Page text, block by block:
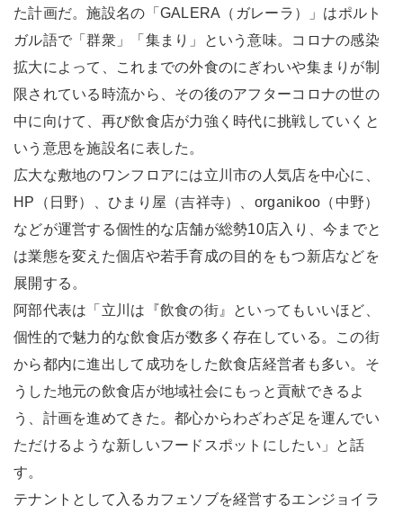
た計画だ。施設名の「GALERA（ガレーラ）」はポルト
ガル語で「群衆」「集まり」という意味。コロナの感染
拡大によって、これまでの外食のにぎわいや集まりが制
限されている時流から、その後のアフターコロナの世の
中に向けて、再び飲食店が力強く時代に挑戦していくと
いう意思を施設名に表した。
広大な敷地のワンフロアには立川市の人気店を中心に、
HP（日野）、ひまり屋（吉祥寺）、organikoo（中野）
などが運営する個性的な店舗が総勢10店入り、今までと
は業態を変えた個店や若手育成の目的をもつ新店などを
展開する。
阿部代表は「立川は『飲食の街』といってもいいほど、
個性的で魅力的な飲食店が数多く存在している。この街
から都内に進出して成功をした飲食店経営者も多い。そ
うした地元の飲食店が地域社会にもっと貢献できるよ
う、計画を進めてきた。都心からわざわざ足を運んでい
ただけるような新しいフードスポットにしたい」と話
す。
テナントとして入るカフェソブを経営するエンジョイラ